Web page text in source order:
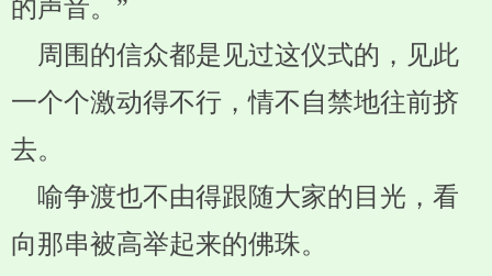
的声音。”
周围的信众都是见过这仪式的，见此
一个个激动得不行，情不自禁地往前挤
去。
喻争渡也不由得跟随大家的目光，看
向那串被高举起来的佛珠。